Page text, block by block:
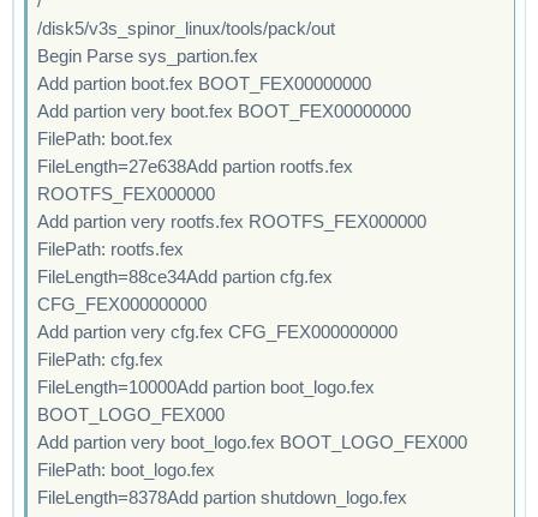
/disk5/v3s_spinor_linux/tools/pack/out
Begin Parse sys_partion.fex
Add partion boot.fex BOOT_FEX00000000
Add partion very boot.fex BOOT_FEX00000000
FilePath: boot.fex
FileLength=27e638Add partion rootfs.fex
ROOTFS_FEX000000
Add partion very rootfs.fex ROOTFS_FEX000000
FilePath: rootfs.fex
FileLength=88ce34Add partion cfg.fex
CFG_FEX000000000
Add partion very cfg.fex CFG_FEX000000000
FilePath: cfg.fex
FileLength=10000Add partion boot_logo.fex
BOOT_LOGO_FEX000
Add partion very boot_logo.fex BOOT_LOGO_FEX000
FilePath: boot_logo.fex
FileLength=8378Add partion shutdown_logo.fex